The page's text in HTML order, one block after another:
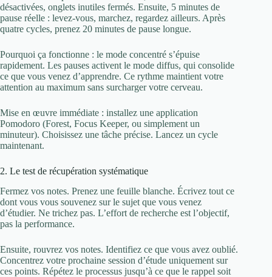
désactivées, onglets inutiles fermés. Ensuite, 5 minutes de
pause réelle : levez-vous, marchez, regardez ailleurs. Après
quatre cycles, prenez 20 minutes de pause longue.
Pourquoi ça fonctionne : le mode concentré s’épuise
rapidement. Les pauses activent le mode diffus, qui consolide
ce que vous venez d’apprendre. Ce rythme maintient votre
attention au maximum sans surcharger votre cerveau.
Mise en œuvre immédiate : installez une application
Pomodoro (Forest, Focus Keeper, ou simplement un
minuteur). Choisissez une tâche précise. Lancez un cycle
maintenant.
2. Le test de récupération systématique
Fermez vos notes. Prenez une feuille blanche. Écrivez tout ce
dont vous vous souvenez sur le sujet que vous venez
d’étudier. Ne trichez pas. L’effort de recherche est l’objectif,
pas la performance.
Ensuite, rouvrez vos notes. Identifiez ce que vous avez oublié.
Concentrez votre prochaine session d’étude uniquement sur
ces points. Répétez le processus jusqu’à ce que le rappel soit